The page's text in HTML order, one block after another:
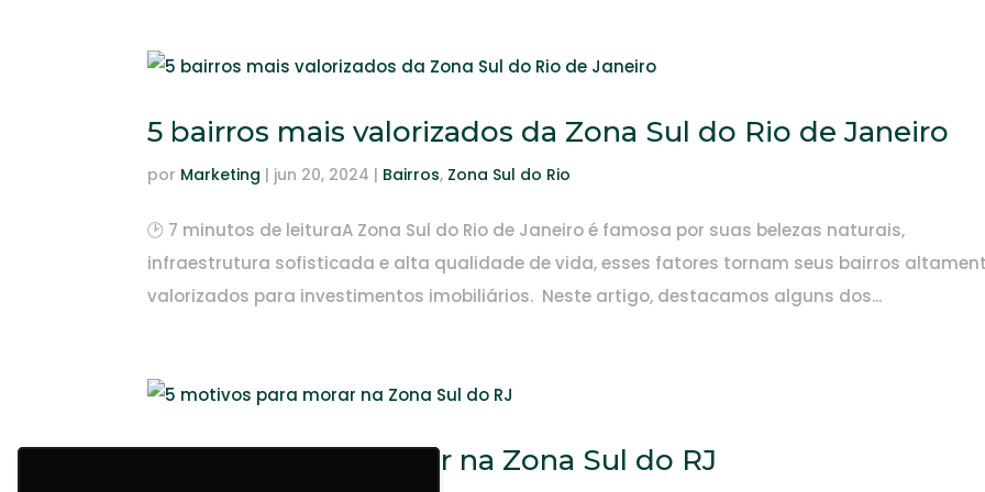
5 bairros mais valorizados da Zona Sul do Rio de Janeiro
por Marketing | jun 20, 2024 | Bairros, Zona Sul do Rio
🕑 7 minutos de leituraA Zona Sul do Rio de Janeiro é famosa por suas belezas naturais,
infraestrutura sofisticada e alta qualidade de vida, esses fatores tornam seus bairros
valorizados para investimentos imobiliários. Neste artigo, destacamos alguns dos...
5 motivos para morar na Zona Sul do RJ